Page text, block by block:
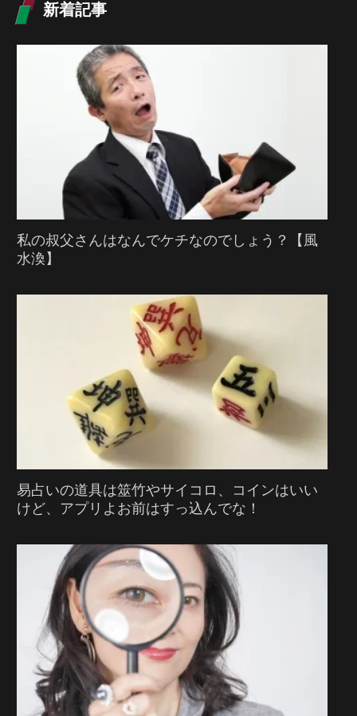
新着記事
私の叔父さんはなんでケチなのでしょう？【風
水渙】
易占いの道具は筮竹やサイコロ、コインはいい
けど、アプリよお前はすっ込んでな！